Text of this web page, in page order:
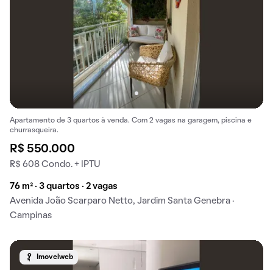
Apartamento de 3 quartos à venda. Com 2 vagas na garagem, piscina e
churrasqueira.
R$ 550.000
R$ 608 Condo. + IPTU
76 m² · 3 quartos · 2 vagas
Avenida João Scarparo Netto, Jardim Santa Genebra ·
Campinas
Imovelweb